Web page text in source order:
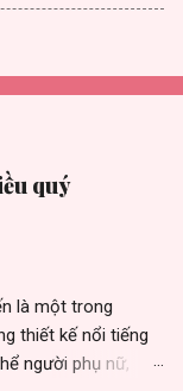
quý
là một trong
thiết kế nổi tiếng
người phụ nữ,